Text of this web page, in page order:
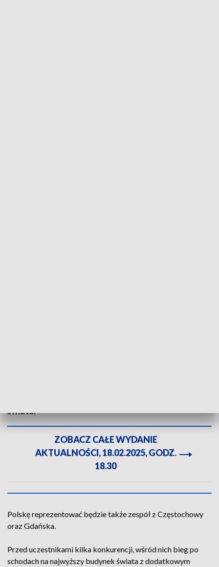
świata.
ZOBACZ CAŁE WYDANIE
AKTUALNOŚCI, 18.02.2025, GODZ.
18.30
Polskę reprezentować będzie także zespół z Częstochowy
oraz Gdańska.
Przed uczestnikami kilka konkurencji, wśród nich bieg po
schodach na najwyższy budynek świata z dodatkowym